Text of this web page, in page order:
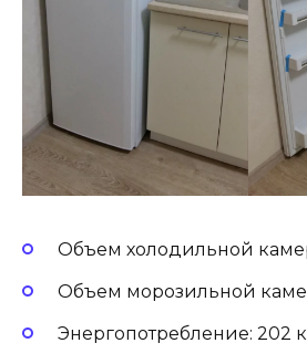
Объем холодильной
Объем морозильной
Энергопотребление: 202